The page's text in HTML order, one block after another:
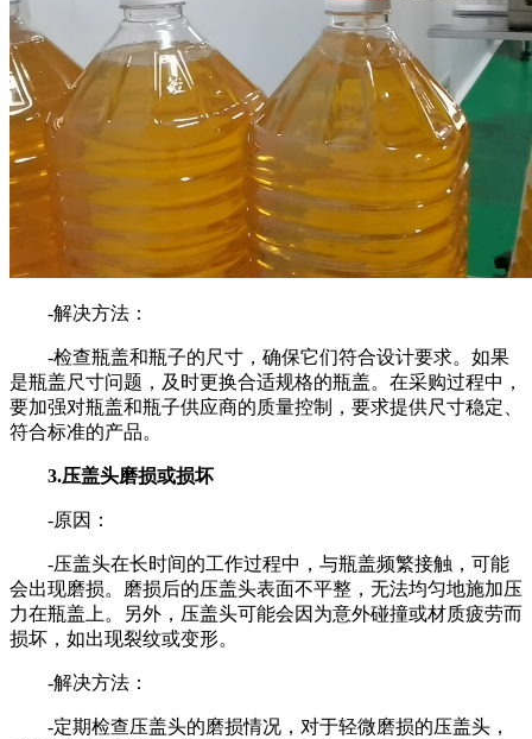
-解决方法：
-检查瓶盖和瓶子的尺寸，确保它们符合设计要求。如果
是瓶盖尺寸问题，及时更换合适规格的瓶盖。在采购过程中，
要加强对瓶盖和瓶子供应商的质量控制，要求提供尺寸稳定、
符合标准的产品。
3.压盖头磨损或损坏
-原因：
-压盖头在长时间的工作过程中，与瓶盖频繁接触，可能
会出现磨损。磨损后的压盖头表面不平整，无法均匀地施加压
力在瓶盖上。另外，压盖头可能会因为意外碰撞或材质疲劳而
损坏，如出现裂纹或变形。
-解决方法：
-定期检查压盖头的磨损情况，对于轻微磨损的压盖头，